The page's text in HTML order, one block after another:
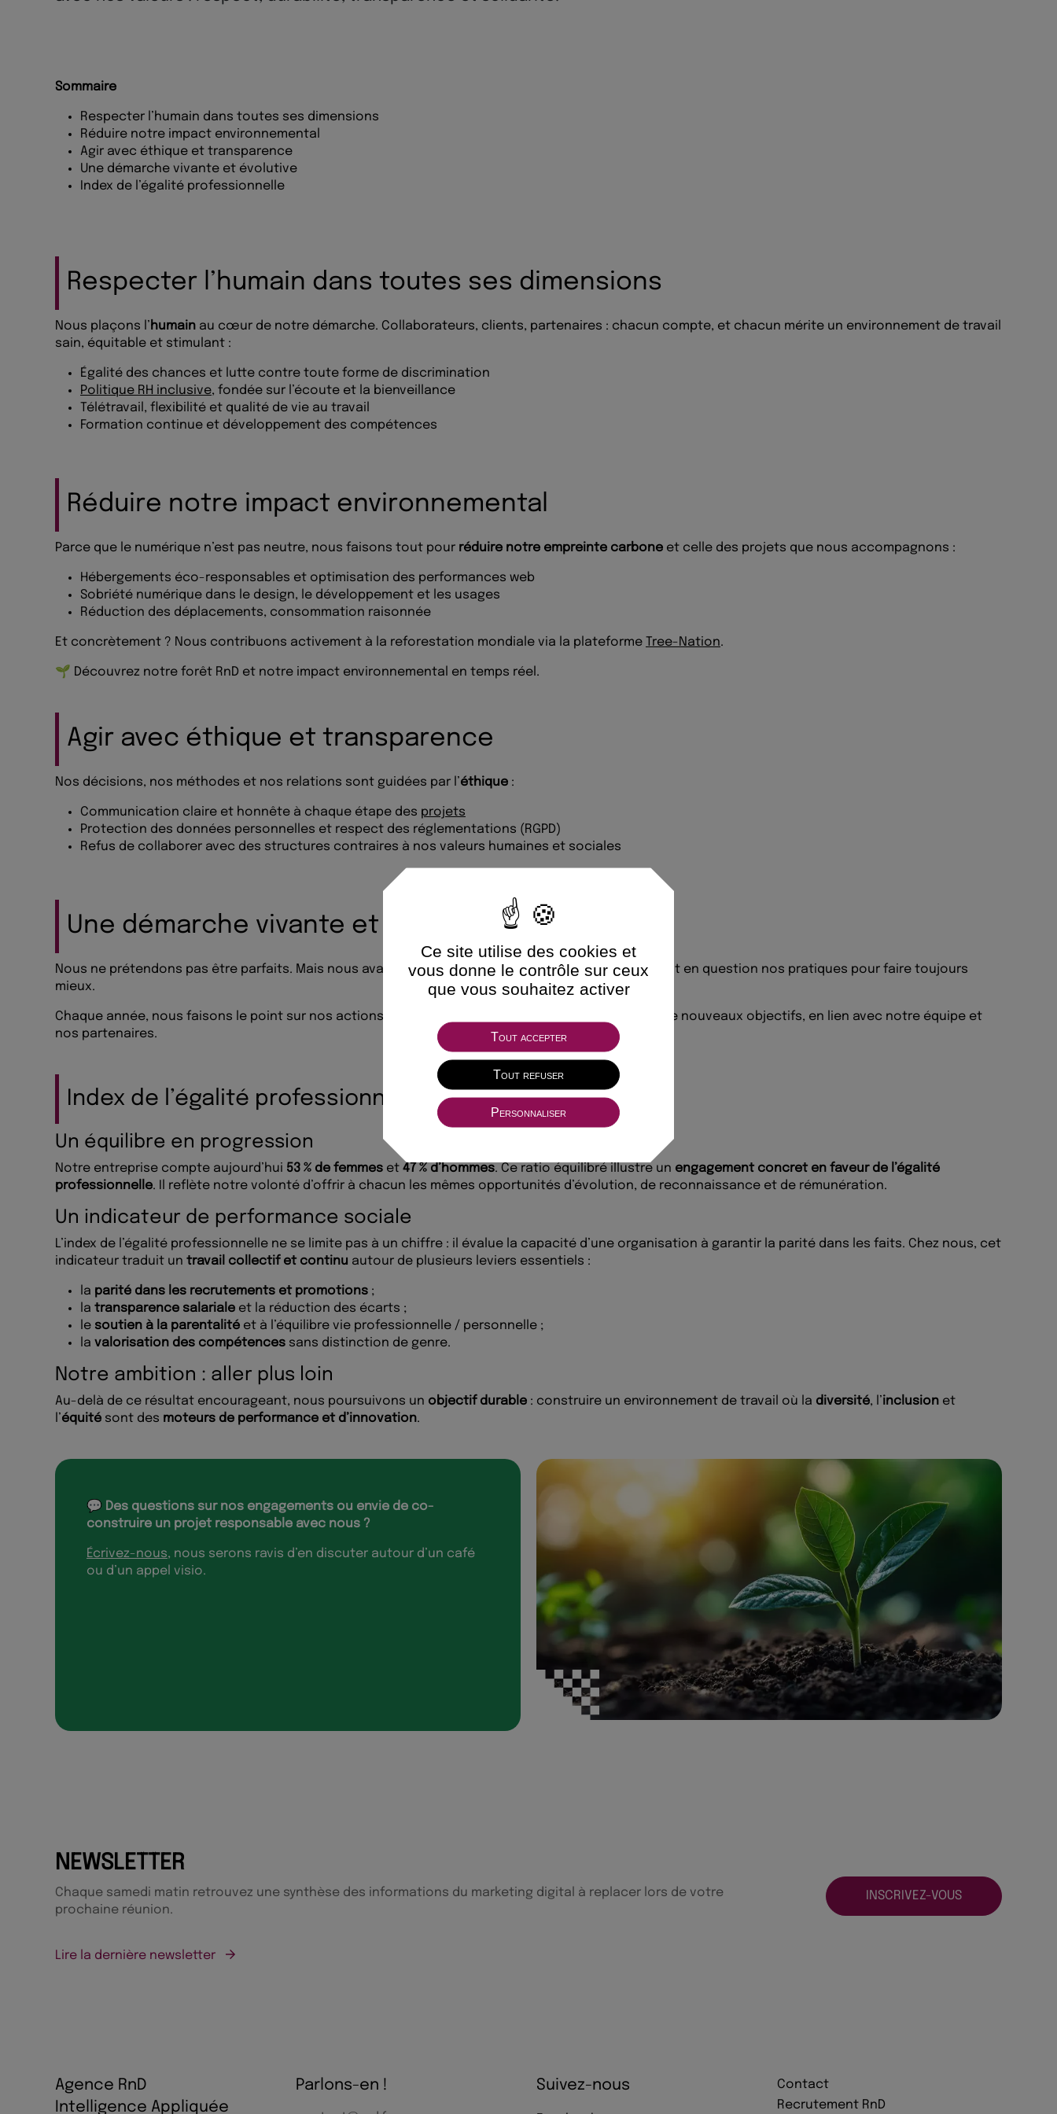
Sommaire
Respecter l’humain dans toutes ses dimensions
Réduire notre impact environnemental
Agir avec éthique et transparence
Une démarche vivante et évolutive
Index de l’égalité professionnelle
Respecter l’humain dans toutes ses dimensions
Nous plaçons l’ humain au cœur de notre démarche. Collaborateurs, clients, partenaires : chacun compte, et chacun mérite un environnement de travail
sain, équitable et stimulant :
Égalité des chances et lutte contre toute forme de discrimination
Politique RH inclusive, fondée sur l’écoute et la bienveillance
Télétravail, flexibilité et qualité de vie au travail
Formation continue et développement des compétences
Réduire notre impact environnemental
Parce que le numérique n’est pas neutre, nous faisons tout pour réduire notre empreinte carbone et celle des projets que nous accompagnons :
Hébergements éco-responsables et optimisation des performances web
Sobriété numérique dans le design, le développement et les usages
Réduction des déplacements, consommation raisonnée
Et concrètement ? Nous contribuons activement à la reforestation mondiale via la plateforme Tree-Nation.
🌱 Découvrez notre forêt RnD et notre impact environnemental en temps réel.
Agir avec éthique et transparence
Nos décisions, nos méthodes et nos relations sont guidées par l’éthique :
Communication claire et honnête à chaque étape des projets
Protection des données personnelles et respect des réglementations (RGPD)
Refus de collaborer avec des structures contraires à nos valeurs humaines et sociales
Une démarche vivante et évolutive
Nous ne prétendons pas être parfaits. Mais nous avançons chaque jour avecsincérité, en remettant en question nos pratiques pour faire toujours
mieux.
Chaque année, nous faisons le point sur nos actions RSE, mesurons nos résultats, et définissons de nouveaux objectifs, en lien avec notre équipe et
nos partenaires.
Index de l’égalité professionnelle
Un équilibre en progression
Notre entreprise compte aujourd’hui 53 % de femmes et 47 % d’hommes. Ce ratio équilibré illustre un engagement concret en faveur de l’égalité
professionnelle. Il reflète notre volonté d’offrir à chacun les mêmes opportunités d’évolution, de reconnaissance et de rémunération.
Un indicateur de performance sociale
L’index de l’égalité professionnelle ne se limite pas à un chiffre : il évalue la capacité d’une organisation à garantir la parité dans les faits. Chez nous, cet
indicateur traduit un travail collectif et continu autour de plusieurs leviers essentiels :
la parité dans les recrutements et promotions ;
la transparence salariale et la réduction des écarts ;
le soutien à la parentalité et à l’équilibre vie professionnelle / personnelle ;
la valorisation des compétences sans distinction de genre.
Notre ambition : aller plus loin
Au-delà de ce résultat encourageant, nous poursuivons un objectif durable : construire un environnement de travail où la diversité, l’inclusion et
l’équité sont des moteurs de performance et d’innovation.
💬 Des questions sur nos engagements ou envie de co-
construire un projet responsable avec nous ?
Écrivez-nous, nous serons ravis d’en discuter autour d’un café
ou d’un appel visio.
NEWSLETTER
Chaque samedi matin retrouvez une synthèse des informations du marketing digital à replacer lors de votre
prochaine réunion.
Lire la dernière newsletter
INSCRIVEZ-VOUS
Agence RnD
Intelligence Appliquée
Parlons-en ! Suivez-nous
Contact
Recrutement RnD
Ce site utilise des cookies et
vous donne le contrôle sur ceux
que vous souhaitez activer
Tout accepter
Tout refuser
Personnaliser